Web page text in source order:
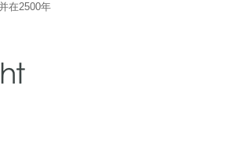
在2500年